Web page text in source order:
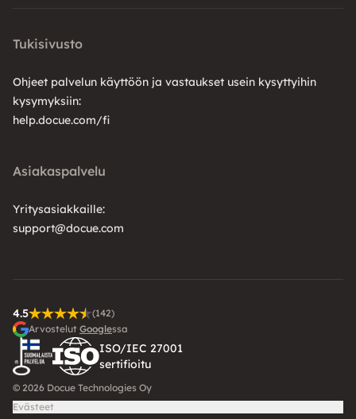
Tukisivusto
Ohjeet palvelun käyttöön ja vastaukset usein kysyttyihin
kysymyksiin:
help.docue.com/fi
Asiakaspalvelu
Yritysasiakkaille:
support@docue.com
4.5
(142)
Arvostelut Googlessa
ISO/IEC 27001
sertifioitu
© 2026 Docue Technologies Oy
Evästeet